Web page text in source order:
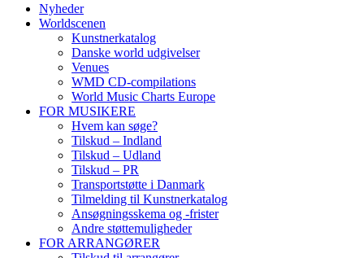
Nyheder
Worldscenen
Kunstnerkatalog
Danske world udgivelser
Venues
WMD CD-compilations
World Music Charts Europe
FOR MUSIKERE
Hvem kan søge?
Tilskud – Indland
Tilskud – Udland
Tilskud – PR
Transportstøtte i Danmark
Tilmelding til Kunstnerkatalog
Ansøgningsskema og -frister
Andre støttemuligheder
FOR ARRANGØRER